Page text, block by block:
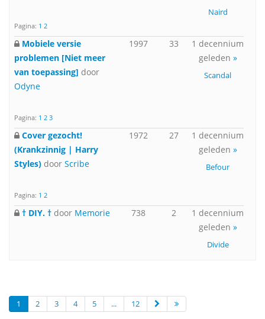
Pagina: 1 2
Naird
Mobiele versie
problemen [Niet meer
van toepassing] door
Odyne
Pagina: 1 2 3
1997 33
1 decennium
geleden »
Scandal
Cover gezocht!
(Krankzinnig | Harry
Styles) door Scribe
Pagina: 1 2
1972 27
1 decennium
geleden »
Befour
† DIY. † door Memorie 738 2
1 decennium
geleden »
Divide
1 2 3 4 5 ... 12